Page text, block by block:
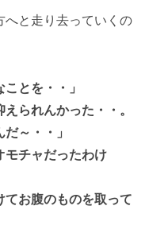
へと走り去っていくの
とを・・」
られんかった・・。
～・・」
モチャだったわけ
てお腹のものを取って